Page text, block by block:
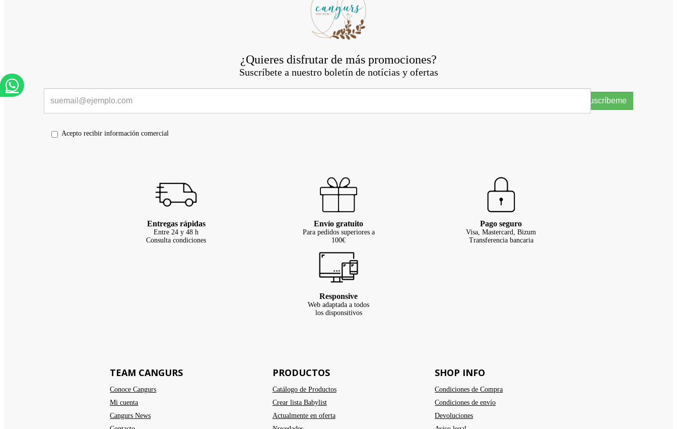
¿Quieres disfrutar de más promociones?
Suscríbete a nuestro boletín de notícias y ofertas
Suscríbeme
Acepto recibir información comercial
Entregas rápidas
Entre 24 y 48 h
Consulta condiciones
Envío gratuito
Para pedidos superiores a
100€
Pago seguro
Visa, Mastercard, Bizum
Transferencia bancaria
Responsive
Web adaptada a todos
los disponsitivos
TEAM CANGURS
Conoce Cangurs
Mi cuenta
Cangurs News
PRODUCTOS
Catálogo de Productos
Crear lista Babylist
Actualmente en oferta
SHOP INFO
Condiciones de Compra
Condiciones de envío
Devoluciones